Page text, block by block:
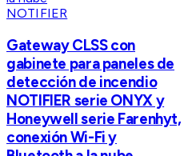
NOTIFIER
Gateway CLSS con
gabinete para paneles de
detección de incendio
NOTIFIER serie ONYX y
Honeywell serie Farenhyt,
conexión Wi-Fi y